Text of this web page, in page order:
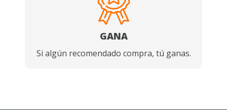
GANA
Si algún recomendado compra, tú ganas.